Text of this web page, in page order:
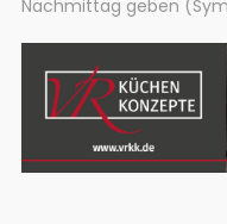
Nachmittag geben